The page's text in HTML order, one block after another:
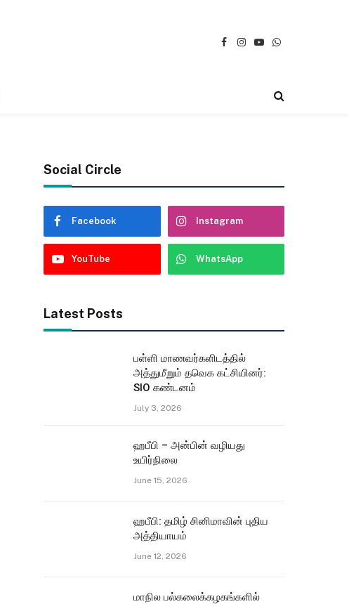
Facebook
Instagram
YouTubeWhatsApp
Social Circle
Facebook Instagram
YouTube WhatsApp
Latest Posts
பள்ளி மாணவர்களிடத்தில்
அத்துமீறும் தவெக கட்சியினர்:
SIO கண்டனம்
July 3, 2026
ஹபீபி – அன்பின் வழியது
உயிர்நிலை
June 15, 2026
ஹபீபி: தமிழ் சினிமாவின் புதிய
அத்தியாயம்
June 12, 2026
மாநில பல்கலைக்கழகங்களில்